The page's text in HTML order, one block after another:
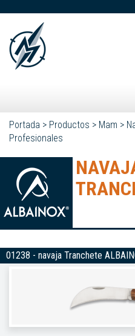
Portada > Productos > Mam >
Profesionales
01238 - navaja Tranchete